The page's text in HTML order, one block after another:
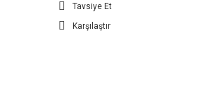
Tavsiye Et
Karşılaştır